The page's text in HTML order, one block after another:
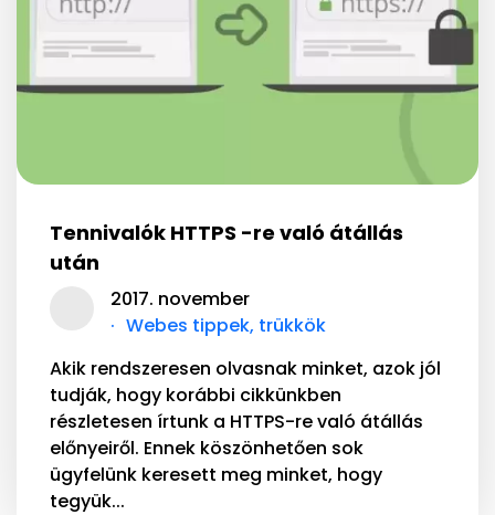
Tennivalók HTTPS -re való átállás
után
2017. november
Webes tippek, trükkök
Akik rendszeresen olvasnak minket, azok jól
tudják, hogy korábbi cikkünkben
részletesen írtunk a HTTPS-re való átállás
előnyeiről. Ennek köszönhetően sok
ügyfelünk keresett meg minket, hogy
tegyük...